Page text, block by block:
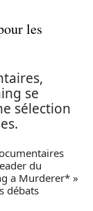
les
se
sélection
du
a Murderer* »
débats